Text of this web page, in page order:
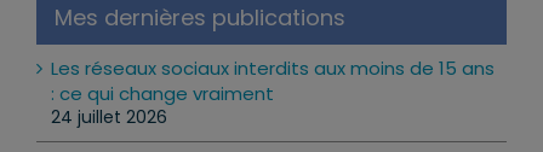
Mes dernières publications
Les réseaux sociaux interdits aux moins de 15 ans
: ce qui change vraiment
24 juillet 2026